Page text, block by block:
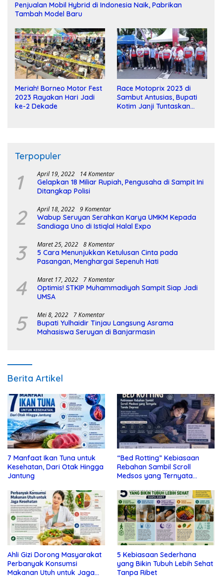
Penjualan Mobil Hybrid di Indonesia Naik, Pabrikan
Tambah Model Baru
Meriah! Borneo Motor Fest
2023 Rayakan Hari Jadi
ke-2 Dekade
Race Motoprix 2023 di
Sambut Antusias, Bupati
Kotim Janji Tuntaskan
Terpopuler
1 April 19, 2022 14 Komentar
Gelapkan 18 Miliar Rupiah, Pengusaha di Sampit Ini
Ditangkap Polisi
2 April 18, 2022 9 Komentar
Wabup Seruyan Serahkan Karya UMKM Kepada
Sandiaga Uno di Istiqlal Halal Expo
3 Maret 25, 2022 8 Komentar
5 Cara Menunjukkan Ketulusan Cinta pada
Pasangan, Menghargai Sepenuh Hati
4 Maret 17, 2022 7 Komentar
Optimis! STKIP Muhammadiyah Sampit Siap Jadi
UMSA
5 Mei 8, 2022 7 Komentar
Bupati Yulhaidir Tinjau Langsung Asrama
Mahasiswa Seruyan di Banjarmasin
Berita Artikel
7 Manfaat Ikan Tuna untuk
Kesehatan, Dari Otak Hingga
Jantung
“Bed Rotting” Kebiasaan
Rebahan Sambil Scroll
Medsos yang Ternyata
Ahli Gizi Dorong Masyarakat
Perbanyak Konsumsi
Makanan Utuh untuk Jaga
5 Kebiasaan Sederhana
yang Bikin Tubuh Lebih Sehat
Tanpa Ribet